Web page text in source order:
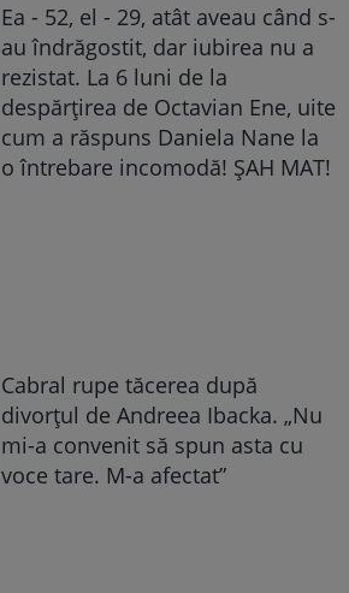
Ea - 52, el - 29, atât aveau când s-
au îndrăgostit, dar iubirea nu a
rezistat. La 6 luni de la
despărțirea de Octavian Ene, uite
cum a răspuns Daniela Nane la
o întrebare incomodă! ȘAH MAT!
Cabral rupe tăcerea după
divorțul de Andreea Ibacka. „Nu
mi-a convenit să spun asta cu
voce tare. M-a afectat”